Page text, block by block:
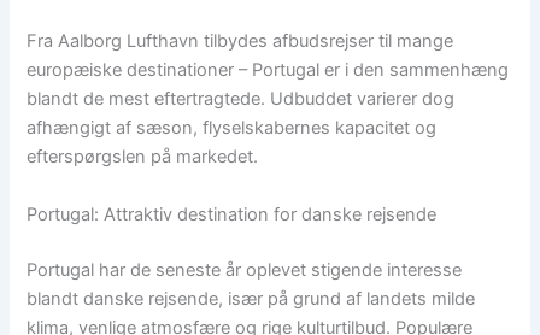
Fra Aalborg Lufthavn tilbydes afbudsrejser til mange
europæiske destinationer – Portugal er i den sammenhæng
blandt de mest eftertragtede. Udbuddet varierer dog
afhængigt af sæson, flyselskabernes kapacitet og
efterspørgslen på markedet.
Portugal: Attraktiv destination for danske rejsende
Portugal har de seneste år oplevet stigende interesse
blandt danske rejsende, især på grund af landets milde
klima, venlige atmosfære og rige kulturtilbud. Populære